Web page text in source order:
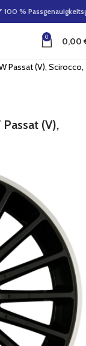
%
0 0,00
Passat (V), Scirocco,
(V),